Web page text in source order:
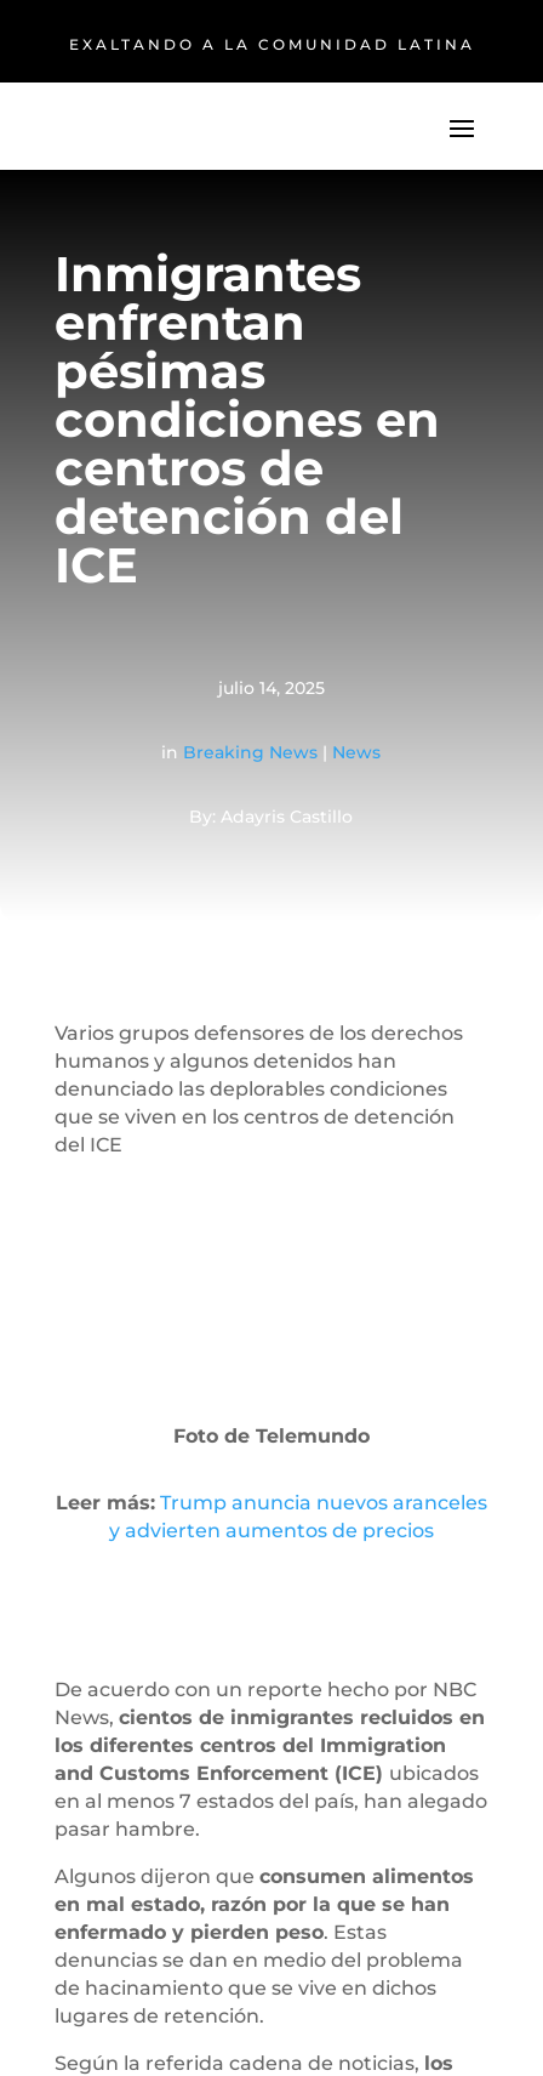
EXALTANDO A LA COMUNIDAD LATINA
Inmigrantes
enfrentan
pésimas
condiciones en
centros de
detención del
ICE
julio 14, 2025
in Breaking News | News
By: Adayris Castillo
Varios grupos defensores de los derechos
humanos y algunos detenidos han
denunciado las deplorables condiciones
que se viven en los centros de detención
del ICE
Foto de Telemundo
Leer más: Trump anuncia nuevos aranceles
y advierten aumentos de precios
De acuerdo con un reporte hecho por NBC
News, cientos de inmigrantes recluidos en
los diferentes centros del Immigration
and Customs Enforcement (ICE) ubicados
en al menos 7 estados del país, han alegado
pasar hambre.
Algunos dijeron que consumen alimentos
en mal estado, razón por la que se han
enfermado y pierden peso. Estas
denuncias se dan en medio del problema
de hacinamiento que se vive en dichos
lugares de retención.
Según la referida cadena de noticias, los